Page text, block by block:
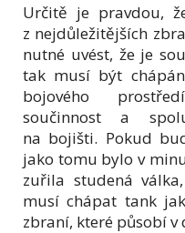
Určitě je pravdou,
z nejdůležitějších
nutné uvést, že je
tak musí být
bojového
součinnost a
na bojišti. Pokud
jako tomu bylo v
zuřila studená
musí chápat tank
zbraní, které působí